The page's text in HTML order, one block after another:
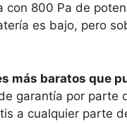
800 Pa de
es bajo, pero
más baratos que
garantía por parte
a cualquier parte